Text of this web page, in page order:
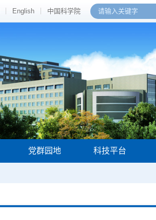
English 中国科学院
党群园地 科技平台